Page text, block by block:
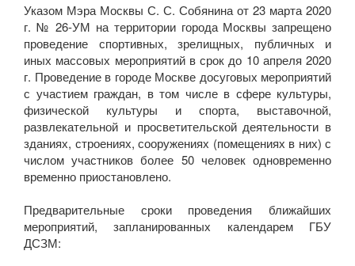
Указом Мэра Москвы С. С. Собянина от 23 марта 2020
г. № 26-УМ на территории города Москвы запрещено
проведение спортивных, зрелищных, публичных и
иных массовых мероприятий в срок до 10 апреля 2020
г. Проведение в городе Москве досуговых мероприятий
с участием граждан, в том числе в сфере культуры,
физической культуры и спорта, выставочной,
развлекательной и просветительской деятельности в
зданиях, строениях, сооружениях (помещениях в них) с
числом участников более 50 человек одновременно
временно приостановлено.
Предварительные сроки проведения ближайших
мероприятий, запланированных календарем ГБУ
ДСЗМ: